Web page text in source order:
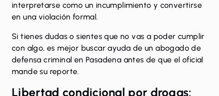
interpretarse como un incumplimiento y convertirse
en una violación formal.
Si tienes dudas o sientes que no vas a poder cumplir
con algo, es mejor buscar ayuda de unabogado de
defensa criminal en Pasadena antes de que el oficial
mande su reporte.
Libertad condicional por drogas: